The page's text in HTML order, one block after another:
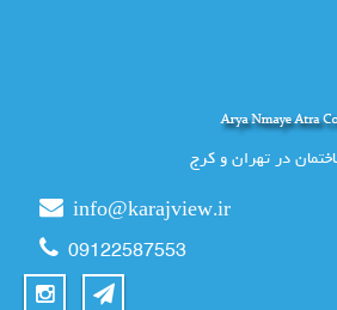
در تهران و کرج
info@karajview.ir
09122587553